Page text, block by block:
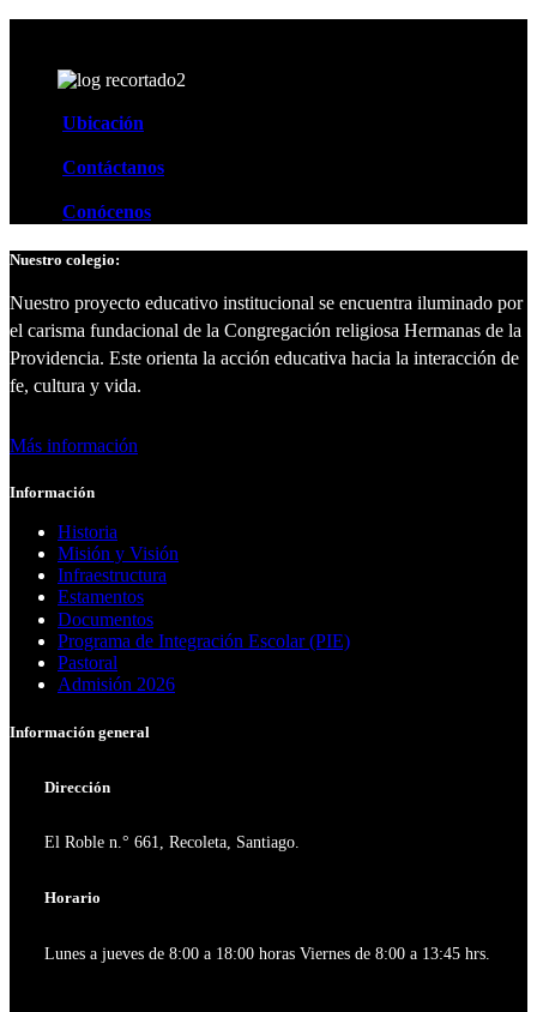
Ubicación
Contáctanos
Conócenos
Nuestro colegio:
Nuestro proyecto educativo institucional se encuentra iluminado por
el carisma fundacional de la Congregación religiosa Hermanas de la
Providencia. Este orienta la acción educativa hacia la interacción de
fe, cultura y vida.
Más información
Información
Historia
Misión y Visión
Infraestructura
Estamentos
Documentos
Programa de Integración Escolar (PIE)
Pastoral
Admisión 2026
Información general
Dirección
El Roble n.° 661, Recoleta, Santiago.
Horario
Lunes a jueves de 8:00 a 18:00 horas Viernes de 8:00 a 13:45 hrs.